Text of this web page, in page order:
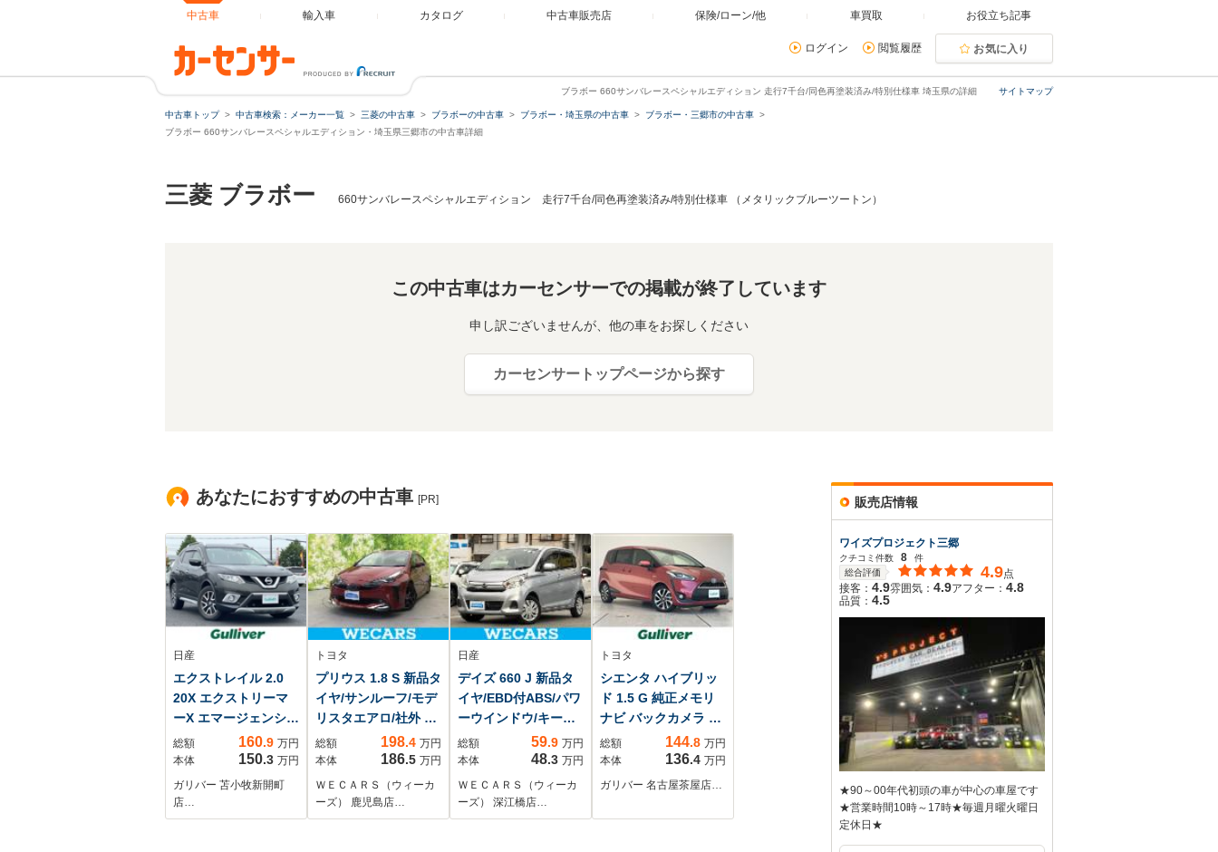
中古車 輸入車 カタログ 中古車販売店 保険/ローン/他 車買取 お役立ち記事
ログイン 閲覧履歴 お気に入り
サイトマップ
ブラボー 660サンバレースペシャルエディション 走行7千台/同色再塗装済み/特別仕様車 埼玉県の詳細
中古車トップ 中古車検索：メーカー一覧 三菱の中古車 ブラボーの中古車 ブラボー・埼玉県の中古車
ブラボー・三郷市の中古車
ブラボー 660サンバレースペシャルエディション・埼玉県三郷市の中古車詳細
三菱 ブラボー 660サンバレースペシャルエディション 走行7千台/同色再塗装済み/特別仕様車 （メタリックブルーツートン）
この中古車はカーセンサーでの掲載が終了しています
申し訳ございませんが、他の車をお探しください
カーセンサートップページから探す
あなたにおすすめの中古車 [PR]
日産
エクストレイル 2.0
20X エクストリーマ
ーX エマージェンシー
ブレーキ パッケージ
2列車 4WD カプロン
シート シートヒータ
ー
総額 160.9 万円
本体
150.3 万円
ガリバー 苫小牧新開町
店…
トヨタ
プリウス 1.8 S 新品タ
イヤ/サンルーフ/モデ
リスタエアロ/社外 9
インチ メモリーナビ/
トヨタセーフティセ
ンス/車線逸脱防止支
援システム/ヘッドラ
ンプ LED/Bluetooth
総額 198.4 万円
本体
186.5 万円
ＷＥＣＡＲＳ（ウィーカ
ーズ） 鹿児島店…
日産
デイズ 660 J 新品タ
イヤ/EBD付ABS/パワ
ーウインドウ/キーレ
ス/パワーステアリン
グ/ワンオーナー/マニ
ュアルエアコン/取扱
説明書/ユーザー買取
車/UVカットガラス/デ
総額 59.9 万円
本体
48.3 万円
ＷＥＣＡＲＳ（ウィーカ
ーズ） 深江橋店…
トヨタ
シエンタ ハイブリッ
ド 1.5 G 純正メモリ
ナビ バックカメラ セ
ーフティセンス 両側
パワースライド LED
ヘッドライト 前席シ
インチAW ETC LED
総額 144.8 万円
本体
136.4 万円
ガリバー 名古屋茶屋店…
販売店情報
ワイズプロジェクト三郷
クチコミ件数 8
件
総合評価
4.9点
接客： 4.9雰囲気： 4.9アフター： 4.8
品質： 4.5
★90～00年代初頭の車が中心の車屋です
★営業時間10時～17時★毎週月曜火曜日
定休日★